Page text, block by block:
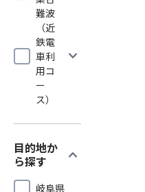
難波
（近
鉄電
車利
用コ
ー
ス）
expand_more
目的地か
ら探す
expand_more
岐阜県